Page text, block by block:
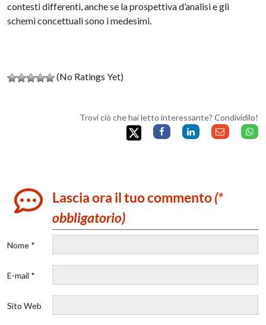
contesti differenti, anche se la prospettiva d’analisi e gli
schemi concettuali sono i medesimi.
(No Ratings Yet)
Trovi ciò che hai letto interessante? Condividilo!
Lascia ora il tuo commento(*
obbligatorio)
Nome *
E-mail *
Sito Web